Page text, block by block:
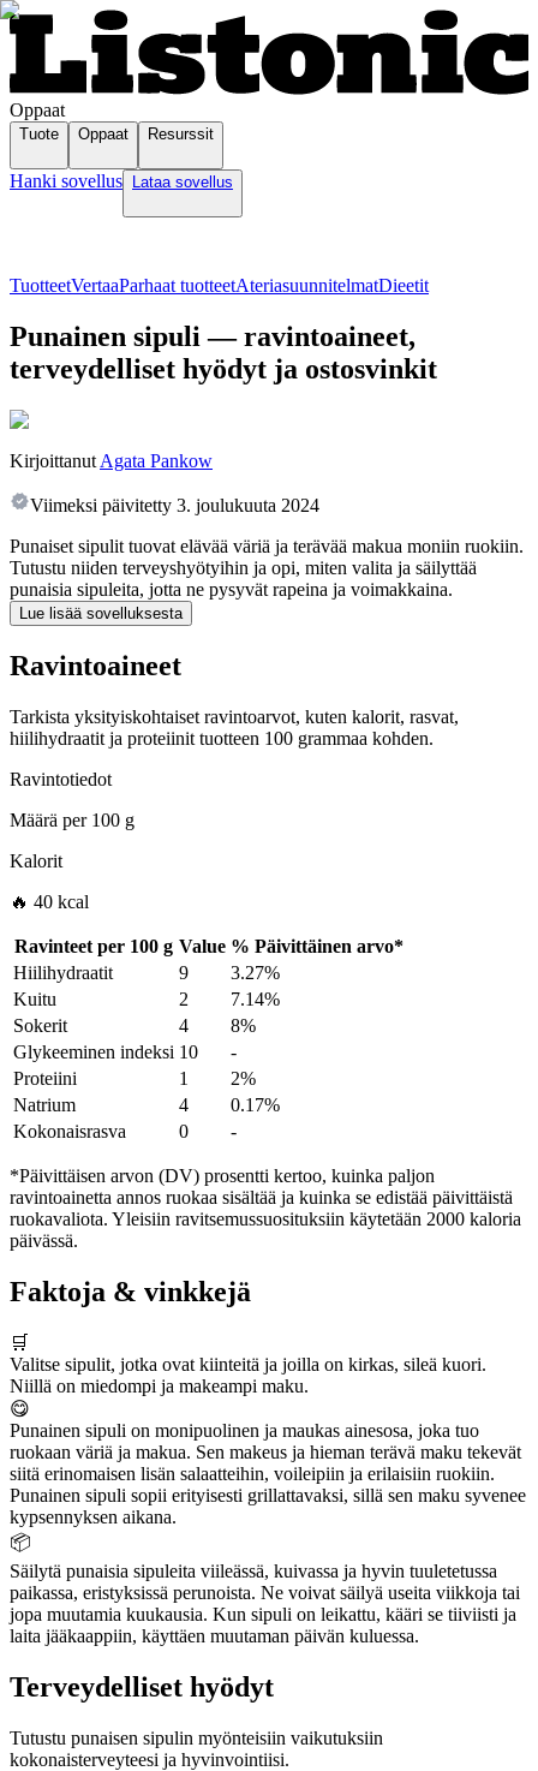
Oppaat
Tuote Oppaat Resurssit
Hanki sovellus Lataa sovellus
TuotteetVertaaParhaat tuotteetAteriasuunnitelmatDieetit
Punainen sipuli — ravintoaineet,
terveydelliset hyödyt ja ostosvinkit
Kirjoittanut Agata Pankow
Viimeksi päivitetty 3. joulukuuta 2024
Punaiset sipulit tuovat elävää väriä ja terävää makua moniin ruokiin.
Tutustu niiden terveyshyötyihin ja opi, miten valita ja säilyttää
punaisia sipuleita, jotta ne pysyvät rapeina ja voimakkaina.
Lue lisää sovelluksesta
Ravintoaineet
Tarkista yksityiskohtaiset ravintoarvot, kuten kalorit, rasvat,
hiilihydraatit ja proteiinit tuotteen 100 grammaa kohden.
Ravintotiedot
Määrä per100 g
Kalorit
🔥 40 kcal
Ravinteet per 100 g Value % Päivittäinen arvo*
Hiilihydraatit
9
3.27%
Kuitu
2
7.14%
Sokerit
4
8%
Glykeeminen indeksi 10
-
Proteiini
1
2%
Natrium
4
0.17%
Kokonaisrasva
0 -
*Päivittäisen arvon (DV) prosentti kertoo, kuinka paljon
ravintoainetta annos ruokaa sisältää ja kuinka se edistää päivittäistä
ruokavaliota. Yleisiin ravitsemussuosituksiin käytetään 2000 kaloria
päivässä.
Faktoja & vinkkejä
🛒
Valitse sipulit, jotka ovat kiinteitä ja joilla on kirkas, sileä kuori.
Niillä on miedompi ja makeampi maku.
😋
Punainen sipuli on monipuolinen ja maukas ainesosa, joka tuo
ruokaan väriä ja makua. Sen makeus ja hieman terävä maku tekevät
siitä erinomaisen lisän salaatteihin, voileipiin ja erilaisiin ruokiin.
Punainen sipuli sopii erityisesti grillattavaksi, sillä sen maku syvenee
kypsennyksen aikana.
📦
Säilytä punaisia sipuleita viileässä, kuivassa ja hyvin tuuletetussa
paikassa, eristyksissä perunoista. Ne voivat säilyä useita viikkoja tai
jopa muutamia kuukausia. Kun sipuli on leikattu, kääri se tiiviisti ja
laita jääkaappiin, käyttäen muutaman päivän kuluessa.
Terveydelliset hyödyt
Tutustu punaisen sipulin myönteisiin vaikutuksiin
kokonaisterveyteesi ja hyvinvointiisi.